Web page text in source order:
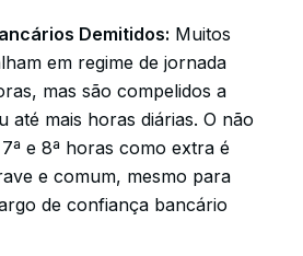
Demitidos: Muitos
em regime de jornada
mas são compelidos a
até mais horas diárias. O não
e 8ª horas como extra é
e comum, mesmo para
de confiança bancário